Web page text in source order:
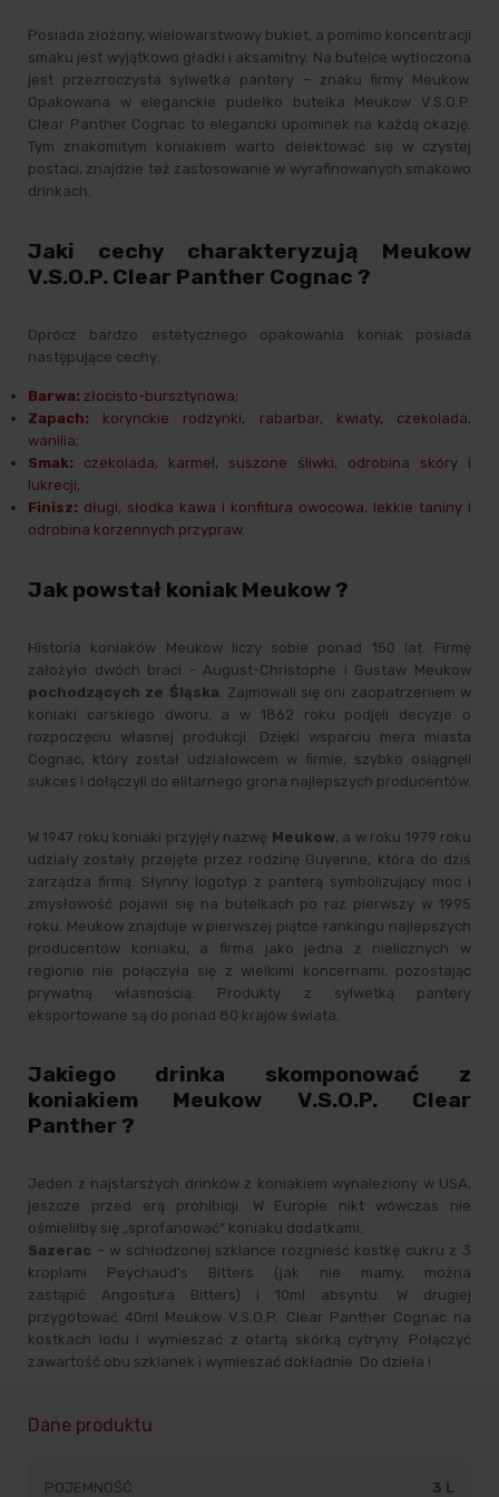
Posiada złożony, wielowarstwowy bukiet, a pomimo koncentracji
smaku jest wyjątkowo gładki i aksamitny. Na butelce wytłoczona
jest przezroczysta sylwetka pantery – znaku firmy Meukow.
Opakowana w eleganckie pudełko butelka Meukow V.S.O.P.
Clear Panther Cognac to elegancki upominek na każdą okazję.
Tym znakomitym koniakiem warto delektować się w czystej
postaci, znajdzie też zastosowanie w wyrafinowanych smakowo
drinkach.
Jaki cechy charakteryzują Meukow
V.S.O.P. Clear Panther Cognac ?
Oprócz bardzo estetycznego opakowania koniak posiada
następujące cechy:
Barwa: złocisto-bursztynowa;
Zapach: korynckie rodzynki, rabarbar, kwiaty, czekolada,
wanilia;
Smak: czekolada, karmel, suszone śliwki, odrobina skóry i
lukrecji;
Finisz: długi, słodka kawa i konfitura owocowa, lekkie taniny i
odrobina korzennych przypraw.
Jak powstał koniak Meukow ?
Historia koniaków Meukow liczy sobie ponad 150 lat. Firmę
założyło dwóch braci - August-Christophe i Gustaw Meukow
pochodzących ze Śląska. Zajmowali się oni zaopatrzeniem w
koniaki carskiego dworu, a w 1862 roku podjęli decyzje o
rozpoczęciu własnej produkcji. Dzięki wsparciu mera miasta
Cognac, który został udziałowcem w firmie, szybko osiągnęli
sukces i dołączyli do elitarnego grona najlepszych producentów.
W 1947 roku koniaki przyjęły nazwę Meukow, a w roku 1979 roku
udziały zostały przejęte przez rodzinę Guyenne, która do dziś
zarządza firmą. Słynny logotyp z panterą symbolizujący moc i
zmysłowość pojawił się na butelkach po raz pierwszy w 1995
roku. Meukow znajduje w pierwszej piątce rankingu najlepszych
producentów koniaku, a firma jako jedna z nielicznych w
regionie nie połączyła się z wielkimi koncernami, pozostając
prywatną własnością. Produkty z sylwetką pantery
eksportowane są do ponad 80 krajów świata.
Jakiego drinka skomponować z
koniakiem Meukow V.S.O.P. Clear
Panther ?
Jeden z najstarszych drinków z koniakiem wynaleziony w USA,
jeszcze przed erą prohibicji. W Europie nikt wówczas nie
ośmieliłby się „sprofanować” koniaku dodatkami.
Sazerac – w schłodzonej szklance rozgnieść kostkę cukru z 3
kroplami Peychaud's Bitters (jak nie mamy, można
zastąpić Angostura Bitters) i 10ml absyntu. W drugiej
przygotować 40ml Meukow V.S.O.P. Clear Panther Cognac na
kostkach lodu i wymieszać z otartą skórką cytryny. Połączyć
zawartość obu szklanek i wymieszać dokładnie. Do dzieła !
Dane produktu
POJEMNOŚĆ 3 L